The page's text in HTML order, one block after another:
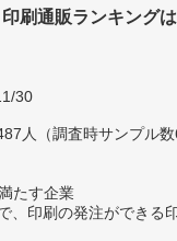
刷通販ランキング
30
人（調査時サンプル数
たす企業
、印刷の発注ができる